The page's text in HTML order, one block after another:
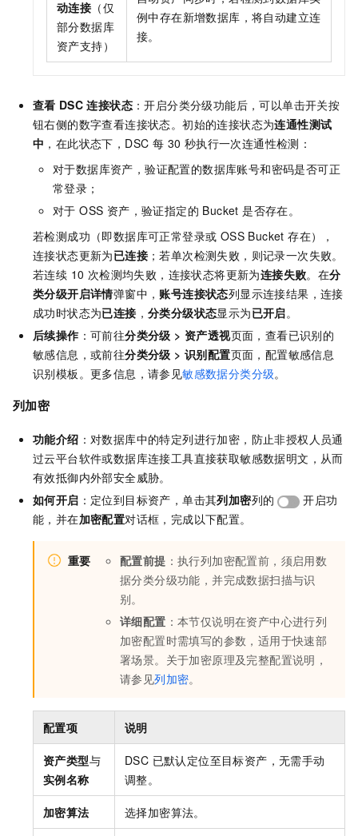
动连接 （仅
部分数据库
资产支持）
例中存在新增数据库，将自动建立连
接。
查看 DSC 连接状态 ：开启分类分级功能后，可以单击开关按
钮右侧的数字查看连接状态。初始的连接状态为连通性测试
中 ，在此状态下，DSC 每 30 秒执行一次连通性检测：
对于数据库资产，验证配置的数据库账号和密码是否可正
常登录；
对于 OSS 资产，验证指定的 Bucket 是否存在。
若检测成功（即数据库可正常登录或 OSS Bucket 存在），
连接状态更新为已连接 ；若单次检测失败，则记录一次失败。
若连续 10 次检测均失败，连接状态将更新为连接失败。在分
类分级开启详情弹窗中， 账号连接状态列显示连接结果，连接
成功时状态为已连接 ，分类分级状态显示为已开启。
后续操作 ：可前往分类分级 >资产透视页面，查看已识别的
敏感信息，或前往分类分级 >识别配置页面，配置敏感信息
识别模板。更多信息，请参见敏感数据分类分级。
列加密
功能介绍 ：对数据库中的特定列进行加密，防止非授权人员通
过云平台软件或数据库连接工具直接获取敏感数据明文，从而
有效抵御内外部安全威胁。
如何开启 ：定位到目标资产，单击其列加密列的
开启功
能，并在加密配置对话框，完成以下配置。
重要 配置前提 ：执行列加密配置前，须启用数
据分类分级功能，并完成数据扫描与识
别。
详细配置 ：本节仅说明在资产中心进行列
加密配置时需填写的参数，适用于快速部
署场景。关于加密原理及完整配置说明，
请参见列加密。
配置项 说明
资产类型与
实例名称
DSC 已默认定位至目标资产，无需手动
调整。
加密算法 选择加密算法。